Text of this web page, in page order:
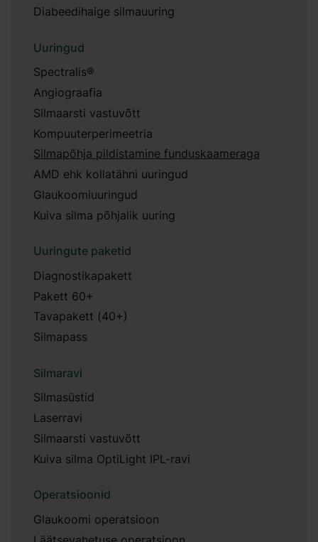
Diabeedihaige silmauuring
Uuringud
Spectralis®
Angiograafia
Silmaarsti vastuvõtt
Kompuuterperimeetria
Silmapõhja pildistamine funduskaameraga
AMD ehk kollatähni uuringud
Glaukoomiuuringud
Kuiva silma põhjalik uuring
Uuringute paketid
Diagnostikapakett
Pakett 60+
Tavapakett (40+)
Silmapass
Silmaravi
Silmasüstid
Laserravi
Silmaarsti vastuvõtt
Kuiva silma OptiLight IPL-ravi
Operatsioonid
Glaukoomi operatsioon